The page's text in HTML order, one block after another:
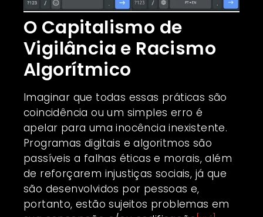
O Capitalismo de
Vigilância e Racismo
Algorítmico
Imaginar que todas essas práticas são
coincidência ou um simples erro é
apelar para uma inocência inexistente.
Programas digitais e algoritmos são
passíveis a falhas éticas e morais, além
de reforçarem injustiças sociais, já que
são desenvolvidos por pessoas e,
portanto, estão sujeitos problemas em